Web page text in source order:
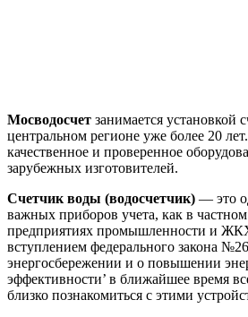
Мосводосчет занимается установкой
центральном регионе уже более 20
качественное и проверенное
зарубежных изготовителей.
Счетчик воды (водосчетчик) — это
важных приборов учета, как в частном
предприятиях промышленности и
вступлением федерального закона
энергосбережении и о повышении
эффективности’ в ближайшее время
близко познакомиться с этими